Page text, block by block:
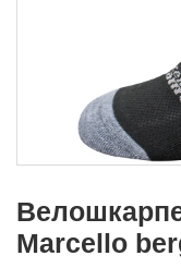
Marcello